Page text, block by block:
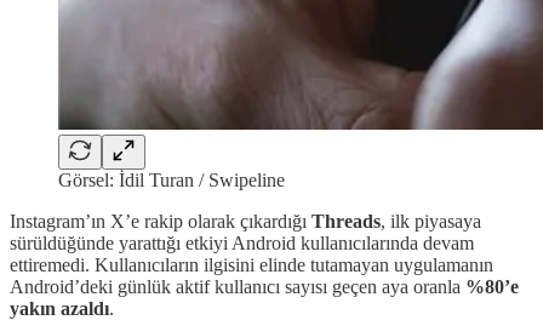
Görsel: İdil Turan / Swipeline
Instagram’ın X’e rakip olarak çıkardığı Threads, ilk piyasaya
sürüldüğünde yarattığı etkiyi Android kullanıcılarında devam
ettiremedi. Kullanıcıların ilgisini elinde tutamayan uygulamanın
Android’deki günlük aktif kullanıcı sayısı geçen aya oranla %80’e
yakın azaldı.